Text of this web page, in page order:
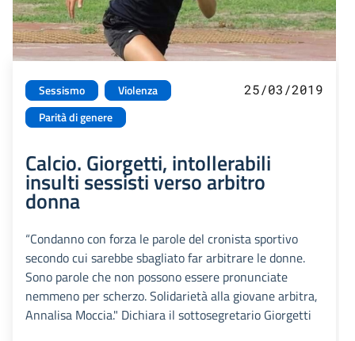
Sessismo
Violenza
Parità di genere
25/03/2019
Calcio. Giorgetti, intollerabili
insulti sessisti verso arbitro
donna
“Condanno con forza le parole del cronista sportivo
secondo cui sarebbe sbagliato far arbitrare le donne.
Sono parole che non possono essere pronunciate
nemmeno per scherzo. Solidarietà alla giovane arbitra,
Annalisa Moccia." Dichiara il sottosegretario Giorgetti